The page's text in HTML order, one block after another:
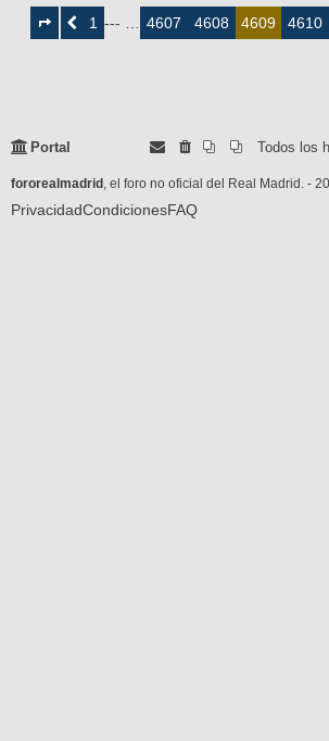
4609
deAnterior
1 --- … 4607 4608 4609 4610
Portal Todos los
fororealmadrid , el foro no oficial del Real Madrid. -
PrivacidadCondicionesFAQ